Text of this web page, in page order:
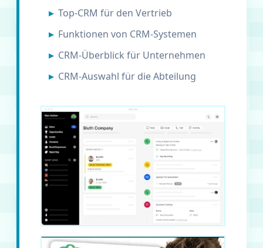
Top-CRM für den Vertrieb
Funktionen von CRM-Systemen
CRM-Überblick für Unternehmen
CRM-Auswahl für die Abteilung